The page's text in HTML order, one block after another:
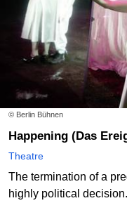
© Berlin Bühnen
Happening (Das
Theatre
The termination of a
highly political